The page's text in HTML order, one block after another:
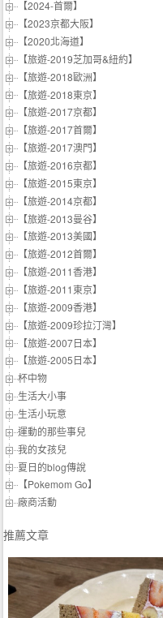
【2024-首爾】
【2023京都大阪】
【2020北海道】
【旅遊-2019芝加哥&紐約】
【旅遊-2018歐洲】
【旅遊-2018東京】
【旅遊-2017京都】
【旅遊-2017首爾】
【旅遊-2017澳門】
【旅遊-2016京都】
【旅遊-2015東京】
【旅遊-2014京都】
【旅遊-2013曼谷】
【旅遊-2013美國】
【旅遊-2012首爾】
【旅遊-2011香港】
【旅遊-2011東京】
【旅遊-2009香港】
【旅遊-2009珍拉汀灣】
【旅遊-2007日本】
【旅遊-2005日本】
杯中物
生活大小事
生活小玩意
運動的那些事兒
我的女孩兒
夏日的blog傳說
【Pokemom Go】
廠商活動
推薦文章